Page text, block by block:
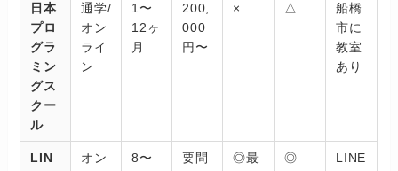
日本
プロ
グラ
ミン
グス
クー
ル
通学/
オン
ライ
ン
1〜
12ヶ
月
200,
000
円〜
× △
船橋
市に
教室
あり
LIN
オン
8〜
要問
◎最
◎
LINE